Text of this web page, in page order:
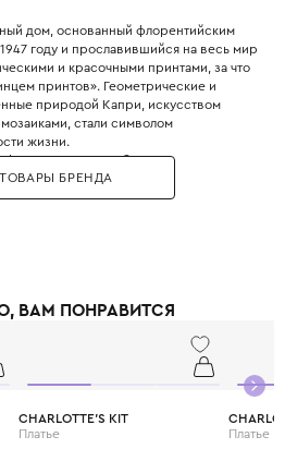
дом, основанный флорентийским
году и прославившийся на весь мир
и красочными принтами, за что
принтов». Геометрические и
природой Капри, искусством
стали символом
жизни.
во Флоренции была представлена
полностью повторяет взрослые
настоящий взрыв цвета и позитива,
БРЕНДА
ВАМ ПОНРАВИТСЯ
CHARLOTTE'S KIT
Платье Платье